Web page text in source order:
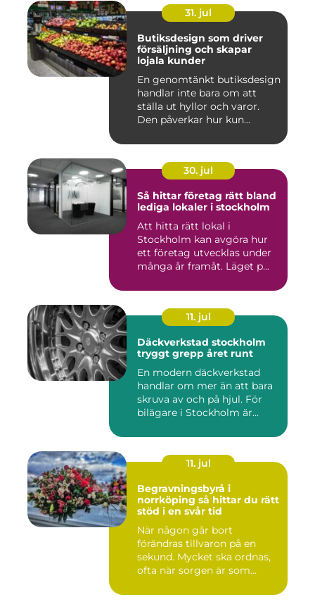
31. jul
Butiksdesign som driver
försäljning och skapar
lojala kunder
En genomtänkt butiksdesign
handlar inte bara om att
ställa ut hyllor och varor.
Den påverkar hur kun...
30. jul
Så hittar företag rätt bland
lediga lokaler i stockholm
Att hitta rätt lokal i
Stockholm kan avgöra hur
ett företag utvecklas under
många år framåt. Läget p...
11. jul
Däckverkstad stockholm
tryggt grepp året runt
En modern däckverkstad
handlar om mer än att bara
skruva av och på hjul. För
bilägare i Stockholm är...
11. jul
Begravningsbyrå i
norrköping så hittar du rätt
stöd i en svår tid
När någon går bort
förändras tillvaron på en
sekund. Mycket ska ordnas,
ofta när sorgen är som